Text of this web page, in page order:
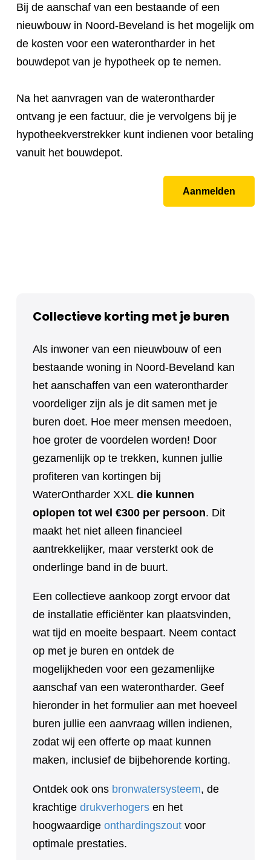
Bij de aanschaf van een bestaande of een
nieuwbouw in Noord-Beveland is het mogelijk om
de kosten voor een waterontharder in het
bouwdepot van je hypotheek op te nemen.
Na het aanvragen van de waterontharder
ontvang je een factuur, die je vervolgens bij je
hypotheekverstrekker kunt indienen voor betaling
vanuit het bouwdepot.
Aanmelden
Collectieve korting met je buren
Als inwoner van een nieuwbouw of een
bestaande woning in Noord-Beveland kan
het aanschaffen van een waterontharder
voordeliger zijn als je dit samen met je
buren doet. Hoe meer mensen meedoen,
hoe groter de voordelen worden! Door
gezamenlijk op te trekken, kunnen jullie
profiteren van kortingen bij
WaterOntharder XXL die kunnen
oplopen tot wel €300 per persoon. Dit
maakt het niet alleen financieel
aantrekkelijker, maar versterkt ook de
onderlinge band in de buurt.
Een collectieve aankoop zorgt ervoor dat
de installatie efficiënter kan plaatsvinden,
wat tijd en moeite bespaart. Neem contact
op met je buren en ontdek de
mogelijkheden voor een gezamenlijke
aanschaf van een waterontharder. Geef
hieronder in het formulier aan met hoeveel
buren jullie een aanvraag willen indienen,
zodat wij een offerte op maat kunnen
maken, inclusief de bijbehorende korting.
Ontdek ook ons bronwatersysteem, de
krachtige drukverhogers en het
hoogwaardige onthardingszout voor
optimale prestaties.